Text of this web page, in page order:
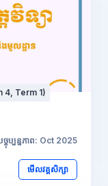
4, Term 1)
បច្ចុប្បន្នភាព: Oct 2025
មើលវគ្គសិក្សា